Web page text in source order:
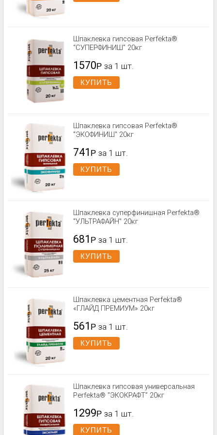
Шпаклевка гипсовая Perfekta®
“СУПЕРФИНИШ” 20кг
1570Р за 1 шт.
КУПИТЬ
Шпаклевка гипсовая Perfekta®
"ЭКОФИНИШ" 20кг
741 Р за 1 шт.
КУПИТЬ
Шпаклевка суперфинишная Perfekta®
"УЛЬТРАФАЙН" 20кг
681 Р за 1 шт.
КУПИТЬ
Шпаклевка цементная Perfekta®
«ГЛАЙД ПРЕМИУМ» 20кг
561 Р за 1 шт.
КУПИТЬ
Шпаклевка гипсовая универсальная
Perfekta® “ЭКОКРАФТ” 20кг
1299Р за 1 шт.
КУПИТЬ